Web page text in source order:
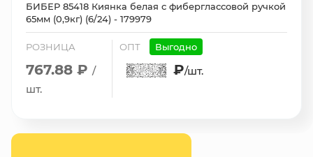
БИБЕР 85418 Киянка белая с фиберглассовой ручкой
65мм (0,9кг) (6/24) - 179979
РОЗНИЦА
767.88 ₽ /
шт.
ОПТ Выгодно
₽/шт.